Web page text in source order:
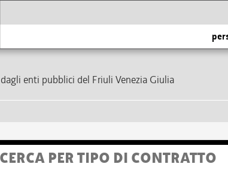
enti pubblici del Friuli Venezia Giulia
PER TIPO DI CONTRATTO